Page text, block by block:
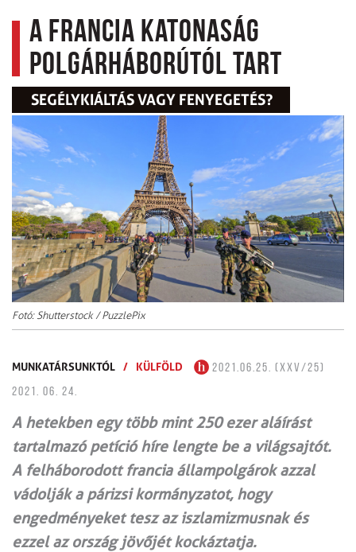
A francia katonaság
polgárháborútól tart
SEGÉLYKIÁLTÁS VAGY FENYEGETÉS?
Fotó: Shutterstock / PuzzlePix
MUNKATÁRSUNKTÓL / KÜLFÖLD
2021.06.25. (XXV/25)
2021. 06. 24.
A hetekben egy több mint 250 ezer aláírást
tartalmazó petíció híre lengte be a világsajtót.
A felháborodott francia állampolgárok azzal
vádolják a párizsi kormányzatot, hogy
engedményeket tesz az iszlamizmusnak és
ezzel az ország jövőjét kockáztatja.